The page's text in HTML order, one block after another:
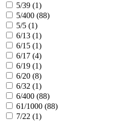
5/39 (1)
5/400 (88)
5/5 (1)
6/13 (1)
6/15 (1)
6/17 (4)
6/19 (1)
6/20 (8)
6/32 (1)
6/400 (88)
61/1000 (88)
7/22 (1)